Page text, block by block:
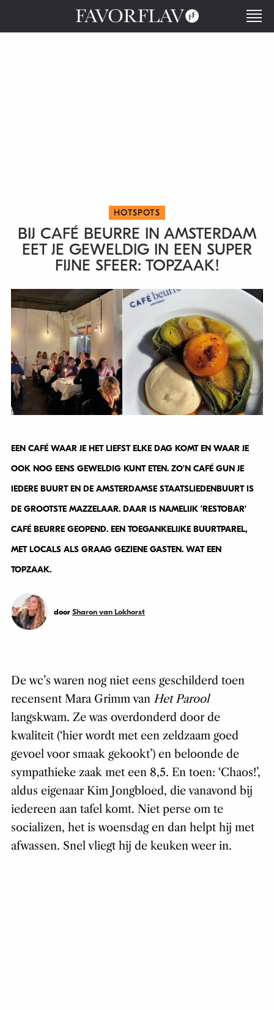
HOTSPOTS
BIJ CAFÉ BEURRE IN AMSTERDAM
EET JE GEWELDIG IN EEN SUPER
FIJNE SFEER: TOPZAAK!
EEN CAFÉ WAAR JE HET LIEFST ELKE DAG KOMT EN WAAR JE
OOK NOG EENS GEWELDIG KUNT ETEN. ZO’N CAFÉ GUN JE
IEDERE BUURT EN DE AMSTERDAMSE STAATSLIEDENBUURT IS
DE GROOTSTE MAZZELAAR. DAAR IS NAMELIJK ‘RESTOBAR’
CAFÉ BEURRE GEOPEND. EEN TOEGANKELIJKE BUURTPAREL,
MET LOCALS ALS GRAAG GEZIENE GASTEN. WAT EEN
TOPZAAK.
door Sharon van Lokhorst
De wc’s waren nog niet eens geschilderd toen
recensent Mara Grimm van Het Parool
langskwam. Ze was overdonderd door de
kwaliteit (‘hier wordt met een zeldzaam goed
gevoel voor smaak gekookt’) en beloonde de
sympathieke zaak met een 8,5. En toen: ‘Chaos!’,
aldus eigenaar Kim Jongbloed, die vanavond bij
iedereen aan tafel komt. Niet perse om te
socializen, het is woensdag en dan helpt hij met
afwassen. Snel vliegt hij de keuken weer in.